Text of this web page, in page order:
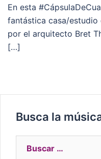
En esta
fantástica casa/estudio
por el arquitecto Bret
[…]
Busca la